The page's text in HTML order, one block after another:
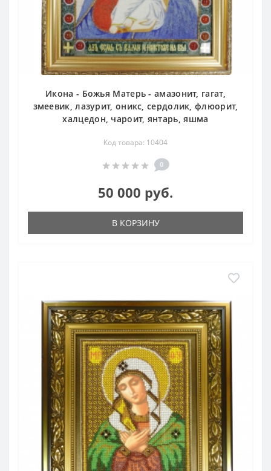
Икона - Божья Матерь - амазонит, гагат,
змеевик, лазурит, оникс, сердолик, флюорит,
халцедон, чароит, янтарь, яшма
Код товара: 10404
0
50 000 руб.
В КОРЗИНУ